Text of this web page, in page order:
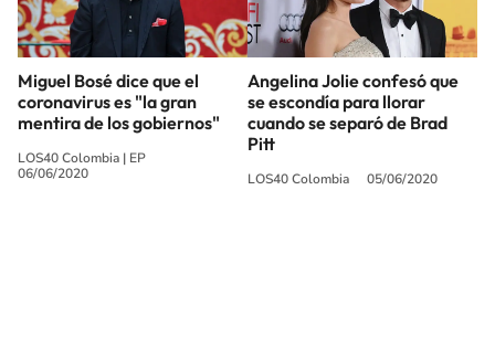
Miguel Bosé dice que el
coronavirus es "la gran
mentira de los gobiernos"
LOS40 Colombia | EP
06/06/2020
Angelina Jolie confesó que
se escondía para llorar
cuando se separó de Brad
Pitt
LOS40 Colombia 05/06/2020